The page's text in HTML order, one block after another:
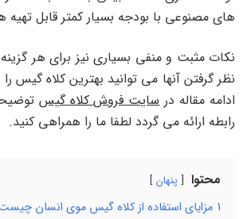
های مصنوعی با بودجه بسیار کمتر قابل تهیه
نکات مثبت و منفی بسیاری نیز برای هر
نظر گرفتن آنها می توانید بهترین کلاه گیس
ادامه مقاله درسایت فروش کلاه گیس
رابطه ارائه می گردد لطفا ما را همراهی کنید.
محتوا پنهان
1 مزایای استفاده از کلاه گیس موی انسان